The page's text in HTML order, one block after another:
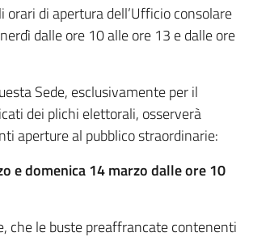
orari di apertura dell’Ufficio consolare
dalle ore 10 alle ore 13 e dalle ore
Sede, esclusivamente per il
dei plichi elettorali, osserverà
aperture al pubblico straordinarie:
e domenica 14 marzo dalle ore 10
che le buste preaffrancate contenenti